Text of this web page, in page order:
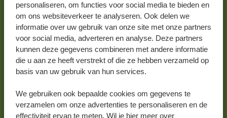
personaliseren, om functies voor social media te bieden en
om ons websiteverkeer te analyseren. Ook delen we
informatie over uw gebruik van onze site met onze partners
voor social media, adverteren en analyse. Deze partners
kunnen deze gegevens combineren met andere informatie
die u aan ze heeft verstrekt of die ze hebben verzameld op
basis van uw gebruik van hun services.
We gebruiken ook bepaalde cookies om gegevens te
verzamelen om onze advertenties te personaliseren en de
effectiviteit ervan te meten. Wil je hier meer over
Je reis op maat laten
samenstellen?
VRAAG EEN OFFERTE, GRATIS EN
VRIJBLIJVEND
STEL NU JOUW DROOMREIS SAMEN!